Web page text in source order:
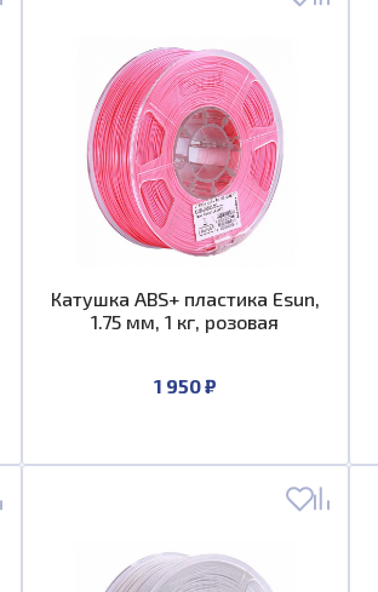
Катушка ABS+ пластика Esun,
1.75 мм, 1 кг, розовая
1 950 ₽